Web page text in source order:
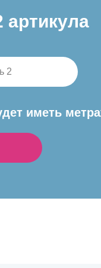
2
артикула
иметь